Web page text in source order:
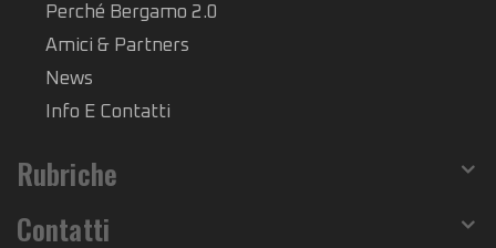
Perché Bergamo 2.0
Amici & Partners
News
Info E Contatti
Rubriche
Contatti